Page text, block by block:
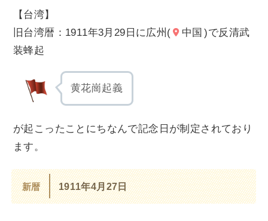
【台湾】
旧台湾暦：1911年3月29日に広州(
中国 )で反清武
装蜂起
黄花崗起義
が起こったことにちなんで記念日が制定されており
ます。
新暦 1911年4月27日